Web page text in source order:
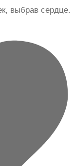
выбрав сердце.